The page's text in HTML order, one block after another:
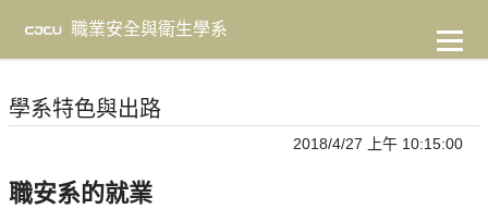
主
容
職業安全與衛生學系
學系特色與出路
2018/4/27 上午 10:15:00
職安系的就業